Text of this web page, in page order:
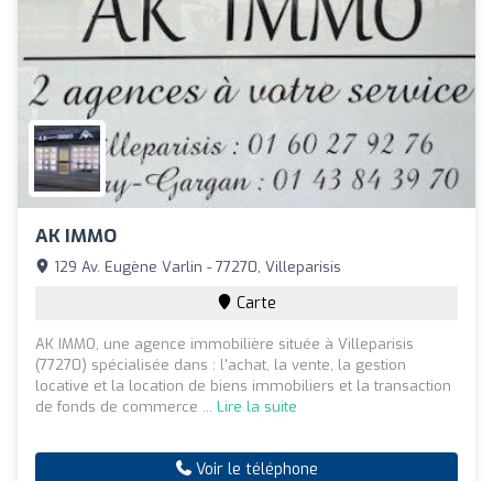
AK IMMO
129 Av. Eugène Varlin - 77270, Villeparisis
Carte
AK IMMO, une agence immobilière située à Villeparisis
(77270) spécialisée dans : l'achat, la vente, la gestion
locative et la location de biens immobiliers et la transaction
de fonds de commerce ... Lire la suite
Voir le téléphone